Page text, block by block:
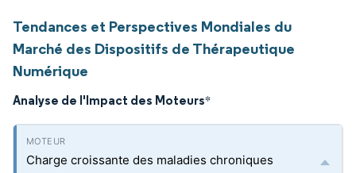
Tendances et Perspectives Mondiales du
Marché des Dispositifs de Thérapeutique
Numérique
Analyse de l'Impact des Moteurs*
Charge croissante des maladies chroniques